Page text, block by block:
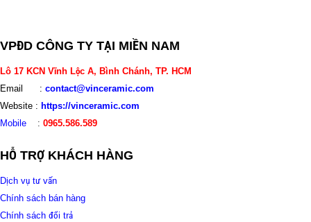
VPĐD CÔNG TY TẠI MIỀN NAM
Lô 17 KCN Vĩnh Lộc A, Bình Chánh, TP. HCM
Email : contact@vinceramic.com
Website : https://vinceramic.com
Mobile : 0965.586.589
HỖ TRỢ KHÁCH HÀNG
Dịch vụ tư vấn
Chính sách bán hàng
Chính sách đổi trả